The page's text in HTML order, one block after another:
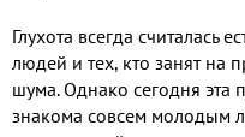
Глухота всегда считалась
людей и тех, кто занят на
шума. Однако сегодня эта
знакома совсем молодым